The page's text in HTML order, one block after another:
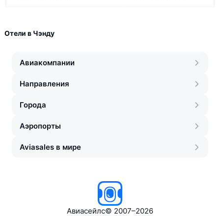
Отели в Чэнду
Авиакомпании
Направления
Города
Аэропорты
Aviasales в мире
Авиасейлс© 2007–2026